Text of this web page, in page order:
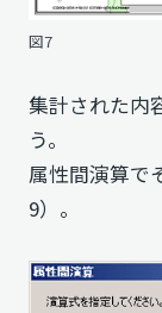
図7
集計された内
う。
属性間演算で
9）。